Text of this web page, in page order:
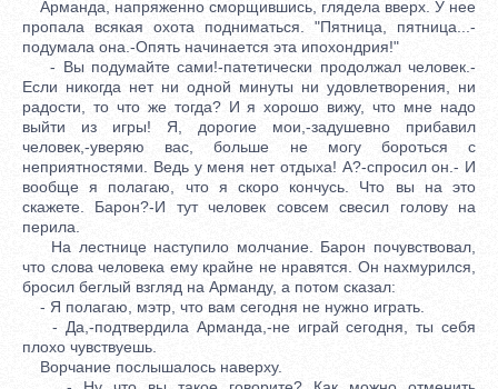
Арманда, напряженно сморщившись, глядела вверх. У нее
пропала всякая охота подниматься. "Пятница, пятница...-
подумала она.-Опять начинается эта ипохондрия!"
- Вы подумайте сами!-патетически продолжал человек.-
Если никогда нет ни одной минуты ни удовлетворения, ни
радости, то что же тогда? И я хорошо вижу, что мне надо
выйти из игры! Я, дорогие мои,-задушевно прибавил
человек,-уверяю вас, больше не могу бороться с
неприятностями. Ведь у меня нет отдыха! А?-спросил он.- И
вообще я полагаю, что я скоро кончусь. Что вы на это
скажете. Барон?-И тут человек совсем свесил голову на
перила.
На лестнице наступило молчание. Барон почувствовал,
что слова человека ему крайне не нравятся. Он нахмурился,
бросил беглый взгляд на Арманду, а потом сказал:
- Я полагаю, мэтр, что вам сегодня не нужно играть.
- Да,-подтвердила Арманда,-не играй сегодня, ты себя
плохо чувствуешь.
Ворчание послышалось наверху.